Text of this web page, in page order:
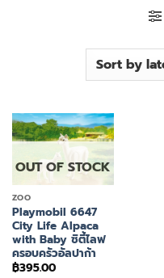
OUT OF STOCK
ZOO
Playmobil 6647
City Life Alpaca
with Baby ซิตี้ไลฟ
ครอบครัวอัลปาก้า
฿395.00